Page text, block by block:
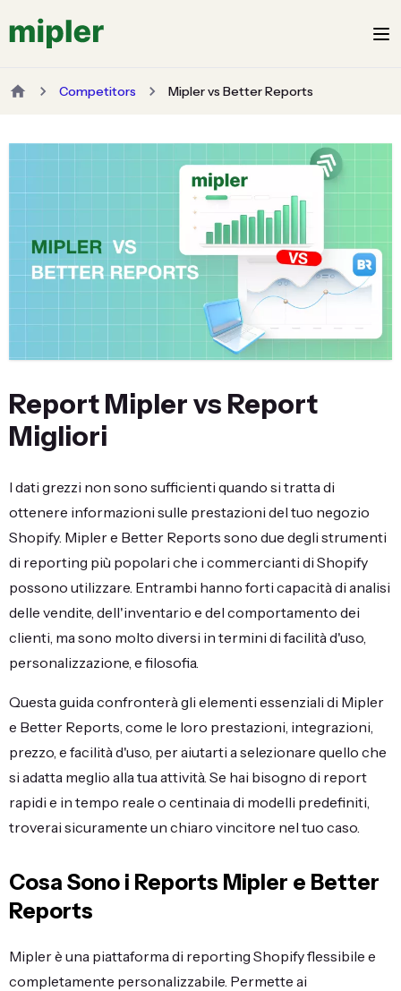
Competitors Mipler vs Better Reports
Report Mipler vs Report
Migliori
I dati grezzi non sono sufficienti quando si tratta di
ottenere informazioni sulle prestazioni del tuo negozio
Shopify. Mipler e Better Reports sono due degli strumenti
di reporting più popolari che i commercianti di Shopify
possono utilizzare. Entrambi hanno forti capacità di analisi
delle vendite, dell'inventario e del comportamento dei
clienti, ma sono molto diversi in termini di facilità d'uso,
personalizzazione, e filosofia.
Questa guida confronterà gli elementi essenziali di Mipler
e Better Reports, come le loro prestazioni, integrazioni,
prezzo, e facilità d'uso, per aiutarti a selezionare quello che
si adatta meglio alla tua attività. Se hai bisogno di report
rapidi e in tempo reale o centinaia di modelli predefiniti,
troverai sicuramente un chiaro vincitore nel tuo caso.
Cosa Sono i Reports Mipler e Better
Reports
Mipler è una piattaforma di reporting Shopify flessibile e
completamente personalizzabile. Permette ai